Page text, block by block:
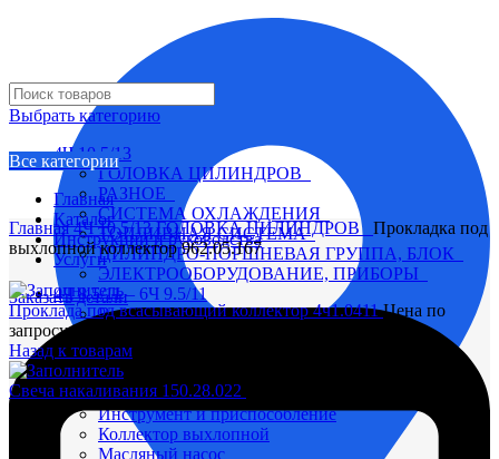
Выбрать категорию
4Ч 10,5/13
ГОЛОВКА ЦИЛИНДРОВ
РАЗНОЕ
СИСТЕМА ОХЛАЖДЕНИЯ
ТОПЛИВНАЯ СИСТЕМА
ЦИЛИНДРО-ПОРШНЕВАЯ ГРУППА, БЛОК
ЭЛЕКТРООБОРУДОВАНИЕ, ПРИБОРЫ
4Ч 8,5/11 – 6Ч 9.5/11
Вал коленчатый
Водяной насос
Глушитель
Головка цилиндра
Инструмент и приспособление
Коллектор выхлопной
Масляный насос
Все категории
Главная
Каталог
Инструкции и руководства
Услуги
Заказать детали
Главная4Ч 10,5/13ГОЛОВКА ЦИЛИНДРОВ Прокладка под
выхлопной коллектор 962.05.167
Проклада под всасывающий коллектор 4ч1.0411Цена по
запросу
Назад к товарам
Свеча накаливания 150.28.022